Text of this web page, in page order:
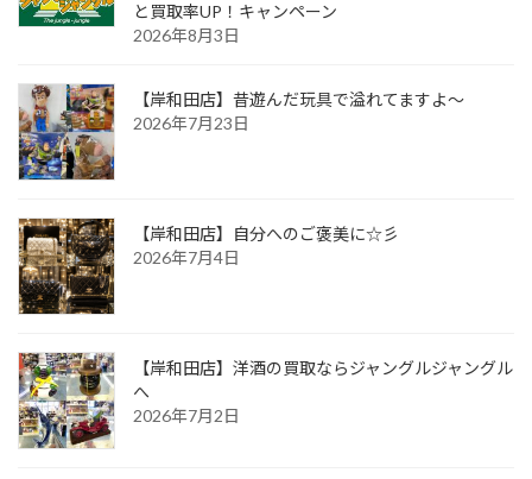
と買取率UP！キャンペーン
2026年8月3日
【岸和田店】昔遊んだ玩具で溢れてますよ～
2026年7月23日
【岸和田店】自分へのご褒美に☆彡
2026年7月4日
【岸和田店】洋酒の買取ならジャングルジャングル
へ
2026年7月2日